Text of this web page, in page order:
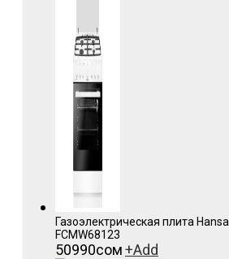
Газоэлектрическая плита Hansa
FCMW68123
50990сом+Add